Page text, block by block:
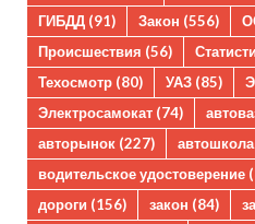
ГИБДД (91) Закон (556)
Происшествия (56)
Техосмотр (80) УАЗ (85)
Электросамокат (74)
авторынок (227) автошкола
водительское удостоверение
дороги (156) закон (84)